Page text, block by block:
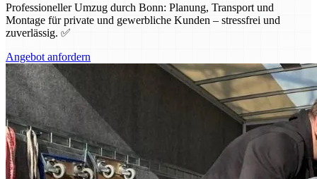
Professioneller Umzug durch Bonn: Planung, Transport und
Montage für private und gewerbliche Kunden – stressfrei und
zuverlässig. ✅
Angebot anfordern